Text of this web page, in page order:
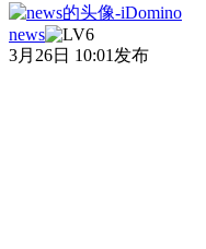
news
3月26日 10:01发布